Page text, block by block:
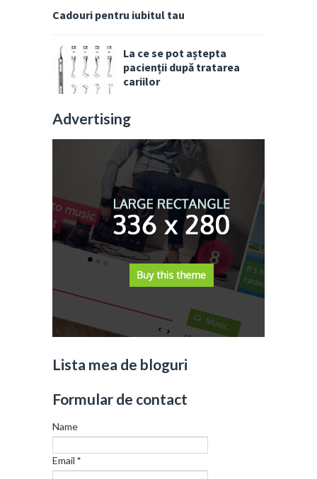
Cadouri pentru iubitul tau
La ce se pot aștepta
pacienții după tratarea
cariilor
Advertising
Lista mea de bloguri
Formular de contact
Name
Email *